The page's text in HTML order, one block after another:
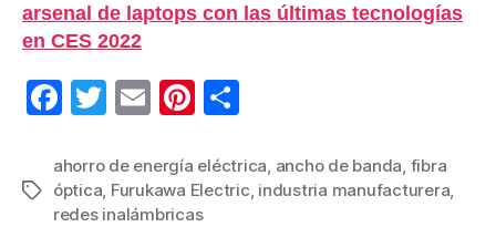
arsenal de laptops con las últimas tecnologías
en CES 2022
F
c
e
T
tt
er
E
ail
Pi
er
e
m
p
Etiquetas
ahorro de energía eléctrica, ancho de banda, fibra
óptica, Furukawa Electric, industria manufacturera,
redes inalámbricas